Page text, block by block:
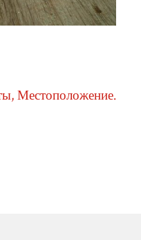
Местоположение.